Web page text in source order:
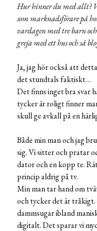
Hur hinner du med allt?
som marknadsförare på
vardagen med tre barn
greja med ett hus och så
Ja, jag hör också att
det stundtals faktiskt…
Det finns inget bra svar
tycker är roligt finner
skull ge avkall på en
Både min man och jag
sig. Vi sitter och pratar
dator och en kopp te.
princip aldrig på tv.
Min man tar hand om
och tycker det är tråkigt.
dammsugar ibland
digitalt. Det sparar vi